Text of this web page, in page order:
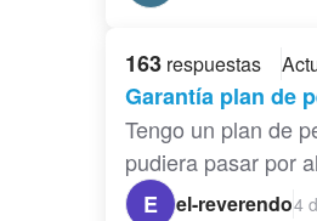
163 respuestas
Garantía plan de
Tengo un plan de
pudiera pasar por
E
el-reverendo4